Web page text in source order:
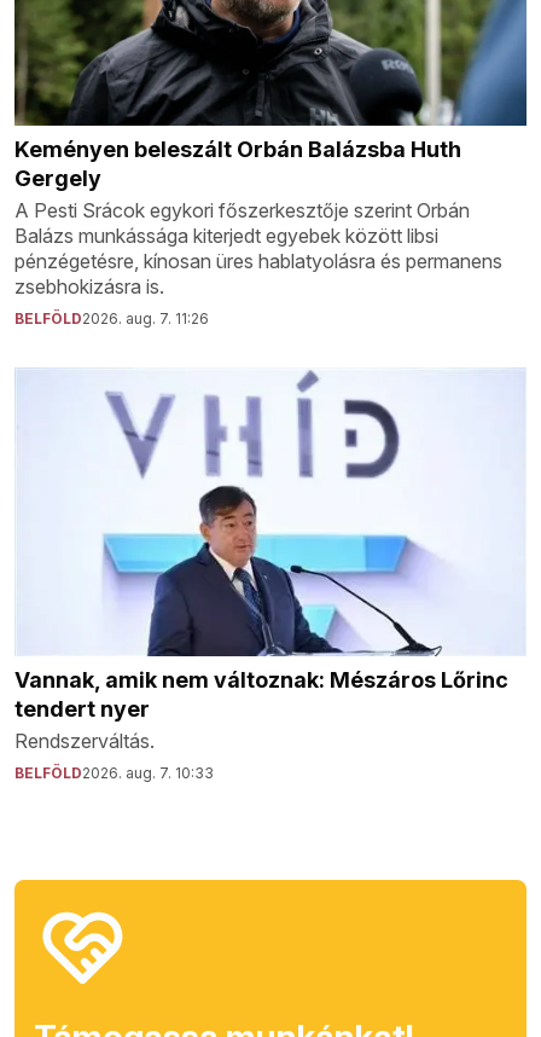
Keményen beleszált Orbán Balázsba Huth
Gergely
A Pesti Srácok egykori főszerkesztője szerint Orbán
Balázs munkássága kiterjedt egyebek között libsi
pénzégetésre, kínosan üres hablatyolásra és permanens
zsebhokizásra is.
BELFÖLD2026. aug. 7. 11:26
Vannak, amik nem változnak: Mészáros Lőrinc
tendert nyer
Rendszerváltás.
BELFÖLD2026. aug. 7. 10:33